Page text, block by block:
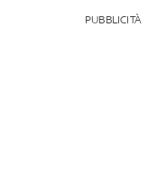
PUBBLICITÀ